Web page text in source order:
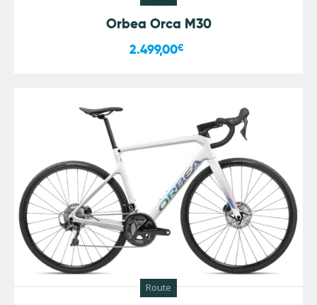
Orbea Orca M30
2.499,00€
Route